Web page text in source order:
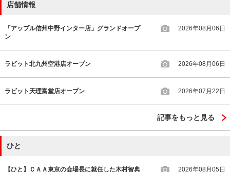
店舗情報
「アップル信州中野インター店」グランドオープ
ン
2026年08月06日
ラビット北九州空港店オープン 2026年08月06日
ラビット天理富堂店オープン 2026年07月22日
記事をもっと見る
ひと
【ひと】ＣＡＡ東京の会場長に就任した木村智典
2026年08月05日